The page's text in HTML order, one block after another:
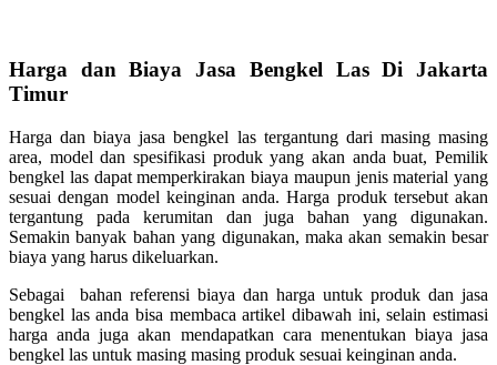
Harga dan Biaya Jasa Bengkel Las Di Jakarta
Timur
Harga dan biaya jasa bengkel las tergantung dari masing masing
area, model dan spesifikasi produk yang akan anda buat, Pemilik
bengkel las dapat memperkirakan biaya maupun jenis material yang
sesuai dengan model keinginan anda. Harga produk tersebut akan
tergantung pada kerumitan dan juga bahan yang digunakan.
Semakin banyak bahan yang digunakan, maka akan semakin besar
biaya yang harus dikeluarkan.
Sebagai bahan referensi biaya dan harga untuk produk dan jasa
bengkel las anda bisa membaca artikel dibawah ini, selain estimasi
harga anda juga akan mendapatkan cara menentukan biaya jasa
bengkel las untuk masing masing produk sesuai keinginan anda.